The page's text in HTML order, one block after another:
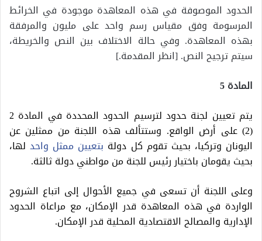
الحدود الموصوفة في هذه المعاهدة موجودة في الخرائط
المرسومة وفق مقياس رسم واحد على مليون والمرفقة
بهذه المعاهدة. وفي حالة الاختلاف بين النص والخريطة،
سيتم ترجيح النص. [انظر المقدمة.]
المادة 5
يتم تعيين لجنة حدود لترسيم الحدود المحددة في المادة 2
(2) على أرض الواقع. وستتألف هذه اللجنة من ممثلين عن
اليونان وتركيا، بحيث تقوم كل دولة بتعيين ممثل واحدلها،
بحيث يقومان باختيار رئيس للجنة من مواطني دولة ثالثة.
وعلى اللجنة أن تسعى في جميع الأحوال إلى اتباع الشروح
الواردة في هذه المعاهدة قدر الإمكان، مع مراعاة الحدود
الإدارية والمصالح الاقتصادية المحلية قدر الإمكان.